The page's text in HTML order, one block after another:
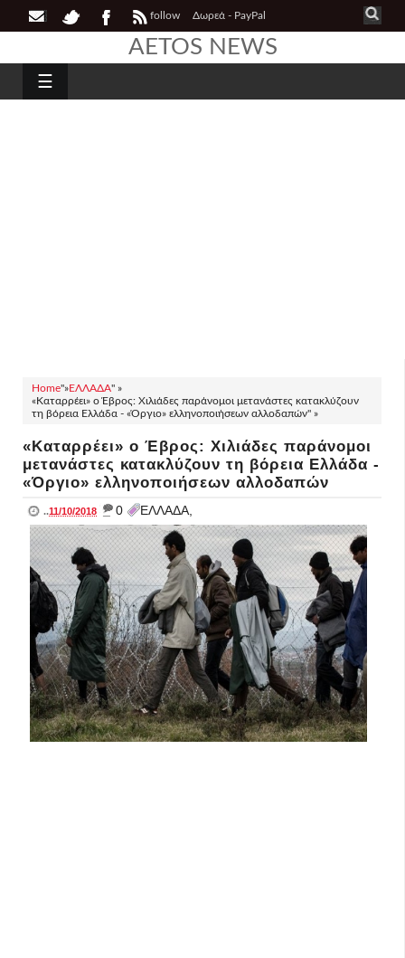
follow Δωρεά - PayPal
AETOS NEWS
☰
Home"»ΕΛΛΑΔΑ" »
«Καταρρέει» ο Έβρος: Χιλιάδες παράνομοι μετανάστες κατακλύζουν
τη βόρεια Ελλάδα - «Όργιο» ελληνοποιήσεων αλλοδαπών" »
«Καταρρέει» ο Έβρος: Χιλιάδες παράνομοι
μετανάστες κατακλύζουν τη βόρεια Ελλάδα -
«Όργιο» ελληνοποιήσεων αλλοδαπών
..11/10/2018 _ 0 ΕΛΛΑΔΑ,